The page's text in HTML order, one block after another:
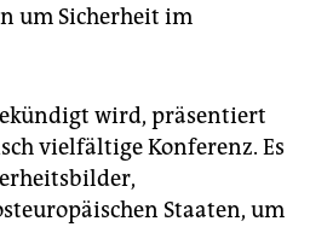
um Sicherheit im
wird, präsentiert
vielfältige Konferenz. Es
Staaten, um